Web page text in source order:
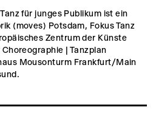
für junges Publikum ist ein
(moves) Potsdam, Fokus Tanz
Zentrum der Künste
| Tanzplan
Mousonturm Frankfurt/Main